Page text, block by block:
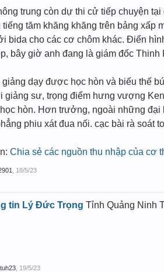
trung còn dự thi cử tiếp chuyện
tiếng tăm khăng khăng trên bảng xấp
bida cho các cơ chôm khác. Điển
bây giờ anh đang là giám đốc
dạy được học hòn và biếu thế
giảng sư, trọng điểm hưng vượng
hòn. Hơn trưởng, ngoài những
phiu xát đua nối. cạc bài rà soát
Chia sẻ các nguồn thu nhập của cơ
18/5/23
tin Lý Đức Trọng Tỉnh Quảng Ninh
19/5/23